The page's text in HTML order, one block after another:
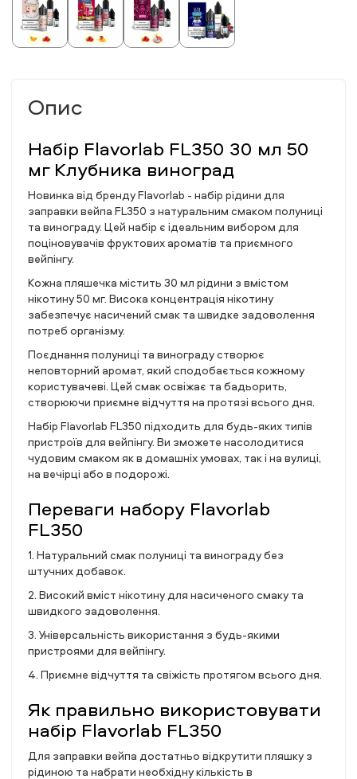
Опис
Набір Flavorlab FL350 30 мл 50
мг Клубника виноград
Новинка від бренду Flavorlab - набір рідини для
заправки вейпа FL350 з натуральним смаком полуниці
та винограду. Цей набір є ідеальним вибором для
поціновувачів фруктових ароматів та приємного
вейпінгу.
Кожна пляшечка містить 30 мл рідини з вмістом
нікотину 50 мг. Висока концентрація нікотину
забезпечує насичений смак та швидке задоволення
потреб організму.
Поєднання полуниці та винограду створює
неповторний аромат, який сподобається кожному
користувачеві. Цей смак освіжає та бадьорить,
створюючи приємне відчуття на протязі всього дня.
Набір Flavorlab FL350 підходить для будь-яких типів
пристроїв для вейпінгу. Ви зможете насолодитися
чудовим смаком як в домашніх умовах, так і на вулиці,
на вечірці або в подорожі.
Переваги набору Flavorlab
FL350
1. Натуральний смак полуниці та винограду без
штучних добавок.
2. Високий вміст нікотину для насиченого смаку та
швидкого задоволення.
3. Універсальність використання з будь-якими
пристроями для вейпінгу.
4. Приємне відчуття та свіжість протягом всього дня.
Як правильно використовувати
набір Flavorlab FL350
Для заправки вейпа достатньо відкрутити пляшку з
рідиною та набрати необхідну кількість в